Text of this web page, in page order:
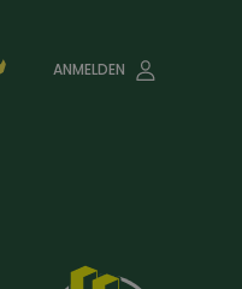
ANMELDEN